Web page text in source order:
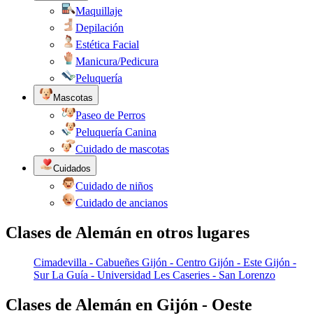
Maquillaje
Depilación
Estética Facial
Manicura/Pedicura
Peluquería
Mascotas
Paseo de Perros
Peluquería Canina
Cuidado de mascotas
Cuidados
Cuidado de niños
Cuidado de ancianos
Clases de Alemán en otros lugares
Cimadevilla - Cabueñes Gijón - Centro Gijón - Este Gijón -
Sur La Guía - Universidad Les Caseries - San Lorenzo
Clases de Alemán en Gijón - Oeste